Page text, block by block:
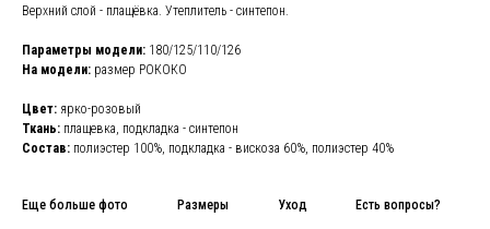
Верхний слой - плащёвка. Утеплитель - синтепон.
Параметры модели: 180/125/110/126
На модели: размер РОКОКО
Цвет: ярко-розовый
Ткань: плащевка, подкладка - синтепон
Состав: полиэстер 100%, подкладка - вискоза 60%, полиэстер 40%
Еще больше фото Размеры Уход Есть вопросы?